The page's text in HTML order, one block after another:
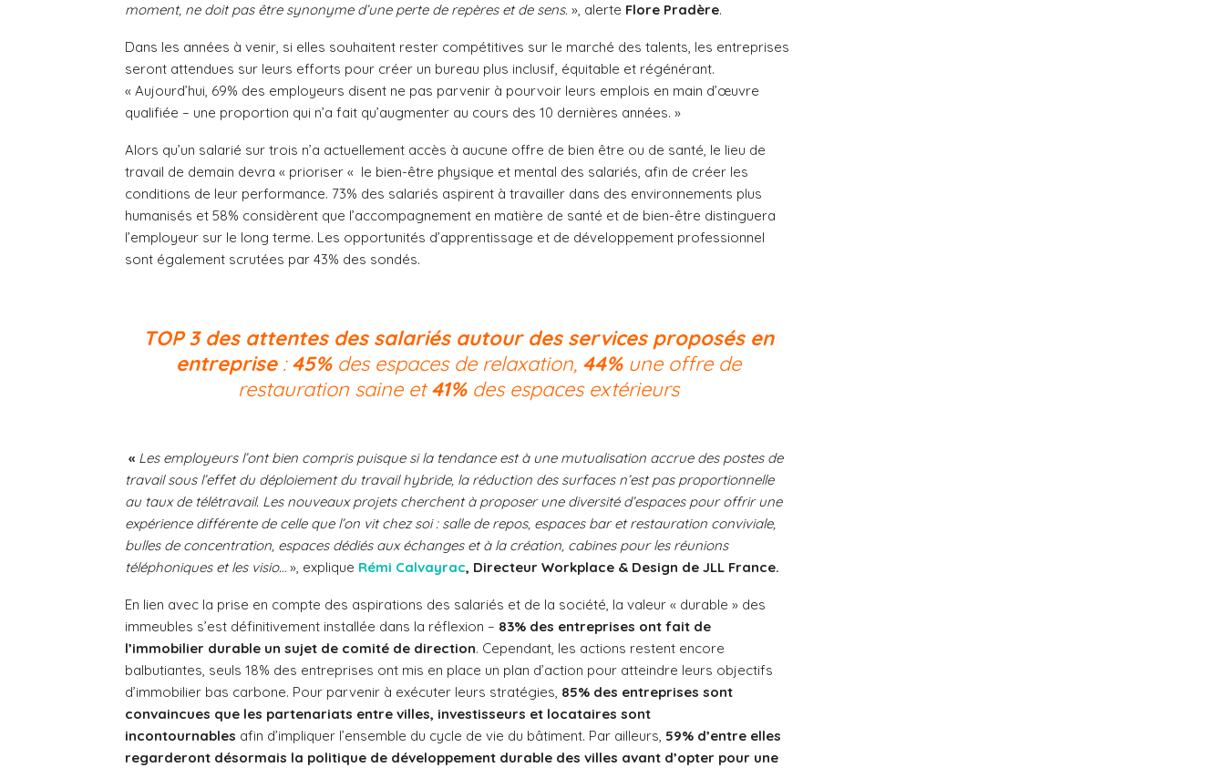
moment, ne doit pas être synonyme d’une perte de repères et de sens. », alerte Flore Pradère.
Dans les années à venir, si elles souhaitent rester compétitives sur le marché des talents, les entreprises
seront attendues sur leurs efforts pour créer un bureau plus inclusif, équitable et régénérant.
« Aujourd’hui, 69% des employeurs disent ne pas parvenir à pourvoir leurs emplois en main d’œuvre
qualifiée – une proportion qui n’a fait qu’augmenter au cours des 10 dernières années. »
Alors qu’un salarié sur trois n’a actuellement accès à aucune offre de bien être ou de santé, le lieu de
travail de demain devra « prioriser « le bien-être physique et mental des salariés, afin de créer les
conditions de leur performance. 73% des salariés aspirent à travailler dans des environnements plus
humanisés et 58% considèrent que l’accompagnement en matière de santé et de bien-être distinguera
l’employeur sur le long terme. Les opportunités d’apprentissage et de développement professionnel
sont également scrutées par 43% des sondés.
TOP 3 des attentes des salariés autour des services proposés en
entreprise:45%des espaces de relaxation, 44%une offre de
restauration saine et41%des espaces extérieurs
« Les employeurs l’ont bien compris puisque si la tendance est à une mutualisation accrue des postes de
travail sous l’effet du déploiement du travail hybride, la réduction des surfaces n’est pas proportionnelle
au taux de télétravail. Les nouveaux projets cherchent à proposer une diversité d’espaces pour offrir une
expérience différente de celle que l’on vit chez soi : salle de repos, espaces bar et restauration conviviale,
bulles de concentration, espaces dédiés aux échanges et à la création, cabines pour les réunions
téléphoniques et les visio… », explique Rémi Calvayrac, Directeur Workplace & Design de JLL France.
En lien avec la prise en compte des aspirations des salariés et de la société, la valeur « durable » des
immeubles s’est définitivement installée dans la réflexion – 83% des entreprises ont fait de
l’immobilier durable un sujet de comité de direction. Cependant, les actions restent encore
balbutiantes, seuls 18% des entreprises ont mis en place un plan d’action pour atteindre leurs objectifs
d’immobilier bas carbone. Pour parvenir à exécuter leurs stratégies, 85% des entreprises sont
convaincues que les partenariats entre villes, investisseurs et locataires sont
incontournables afin d’impliquer l’ensemble du cycle de vie du bâtiment. Par ailleurs, 59% d’entre elles
regarderont désormais la politique de développement durable des villes avant d’opter pour une